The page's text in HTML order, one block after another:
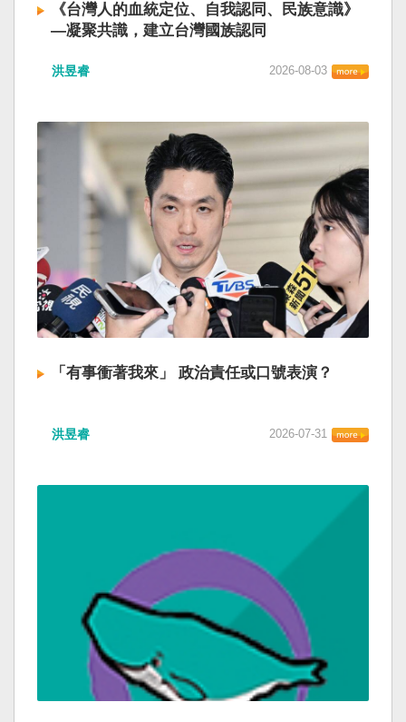
《台灣人的血統定位、自我認同、民族意識》
—凝聚共識，建立台灣國族認同
洪昱睿 2026-08-03
「有事衝著我來」 政治責任或口號表演？
洪昱睿 2026-07-31